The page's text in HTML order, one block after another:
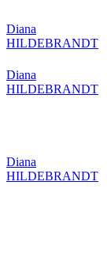
Diana
HILDEBRANDT
Diana
HILDEBRANDT
Diana
HILDEBRANDT